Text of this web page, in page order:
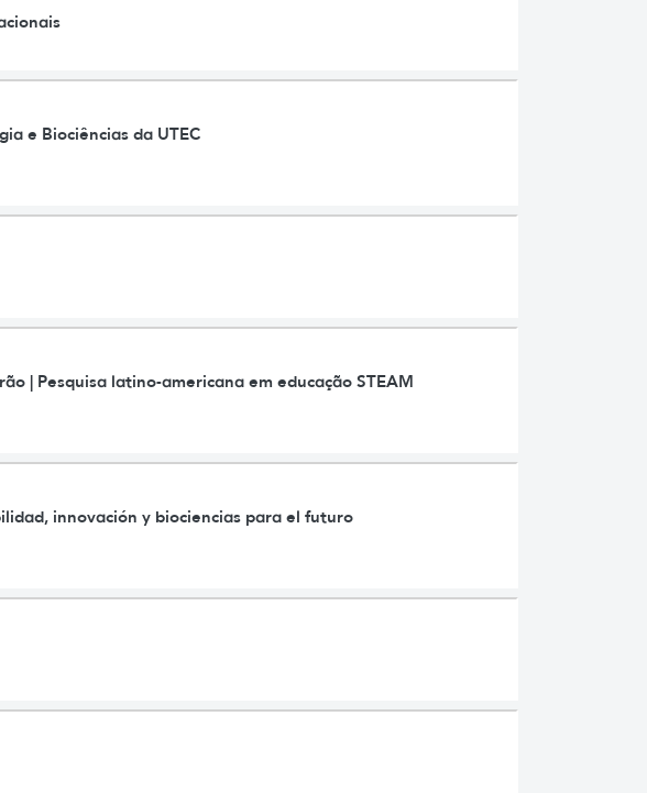
e Biociências da UTEC
| Pesquisa latino-americana em educação STEAM
innovación y biociencias para el futuro